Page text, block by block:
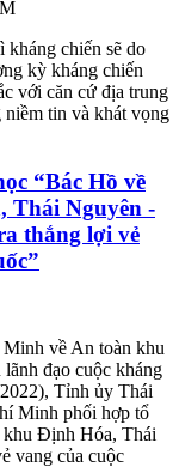
kháng chiến sẽ do
kỳ kháng chiến
với căn cứ địa trung
tin và khát vọng
“Bác Hồ về
Thái Nguyên -
thắng lợi vẻ
về An toàn khu
đạo cuộc kháng
Tỉnh ủy Thái
Minh phối hợp tổ
khu Định Hóa, Thái
vang của cuộc